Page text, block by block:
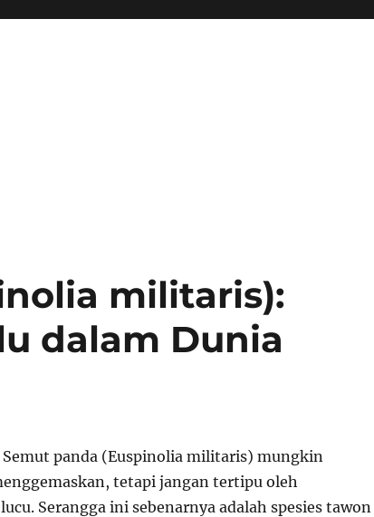
militaris):
dalam Dunia
panda (Euspinolia militaris) mungkin
tetapi jangan tertipu oleh
Serangga ini sebenarnya adalah spesies tawon